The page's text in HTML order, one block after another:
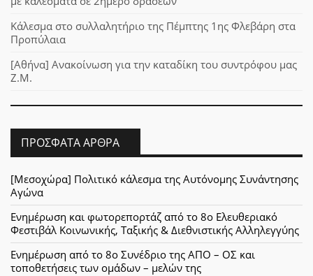
Κάλεσμα στο συλλαλητήριο της Πέμπτης 1ης Φλεβάρη στα
Προπύλαια
[Αθήνα] Ανακοίνωση για την καταδίκη του συντρόφου μας
Ζ.Μ.
ΠΡΌΣΦΑΤΑ ΆΡΘΡΑ
[Μεσοχώρα] Πολιτικό κάλεσμα της Αυτόνομης Συνάντησης
Αγώνα
Ενημέρωση και φωτορεπορτάζ από το 8ο Ελευθεριακό
Φεστιβάλ Κοινωνικής, Ταξικής & Διεθνιστικής Αλληλεγγύης
Ενημέρωση από το 8ο Συνέδριο της ΑΠΟ – ΟΣ και
τοποθετήσεις των ομάδων – μελών της